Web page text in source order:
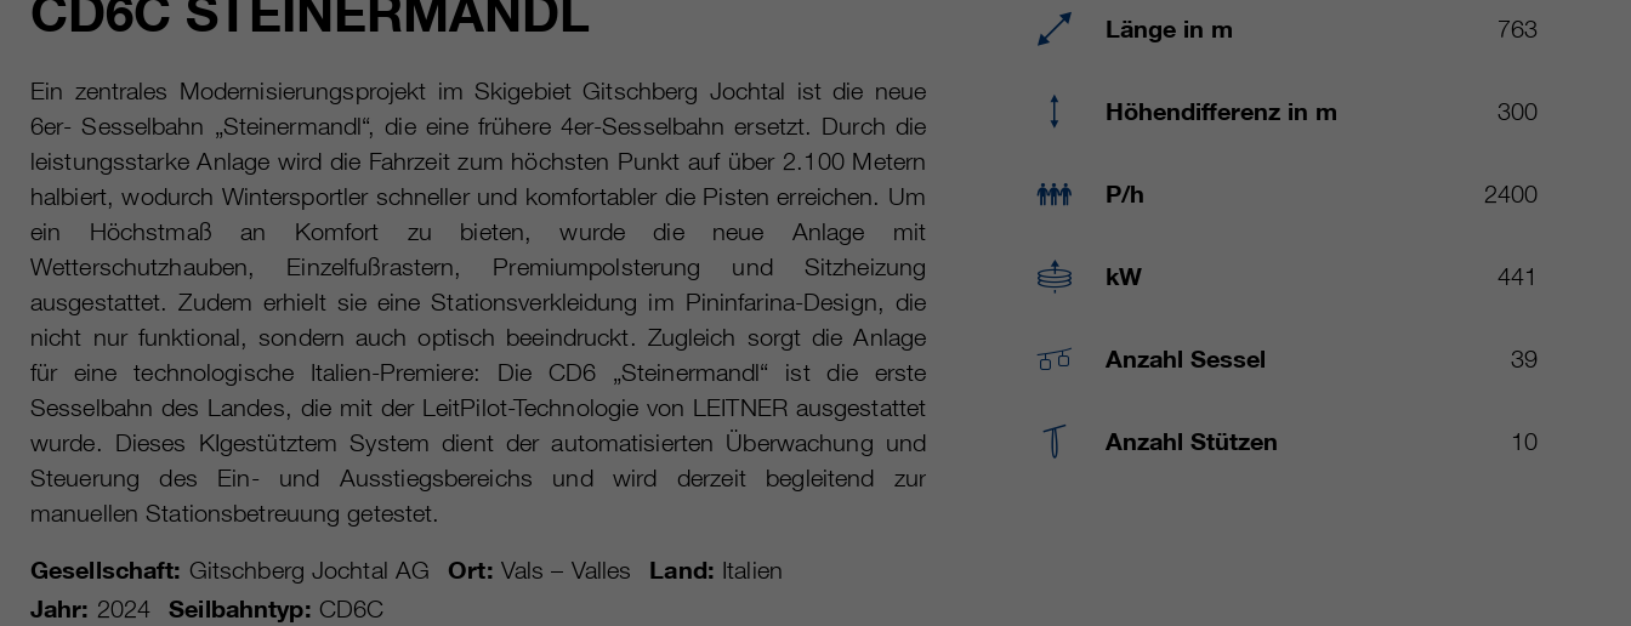
CD6C STEINERMANDL
Ein zentrales Modernisierungsprojekt im Skigebiet Gitschberg Jochtal ist die neue
6er- Sesselbahn „Steinermandl“, die eine frühere 4er-Sesselbahn ersetzt. Durch die
leistungsstarke Anlage wird die Fahrzeit zum höchsten Punkt auf über 2.100 Metern
halbiert, wodurch Wintersportler schneller und komfortabler die Pisten erreichen. Um
ein Höchstmaß an Komfort zu bieten, wurde die neue Anlage mit
Wetterschutzhauben, Einzelfußrastern, Premiumpolsterung und Sitzheizung
ausgestattet. Zudem erhielt sie eine Stationsverkleidung im Pininfarina-Design, die
nicht nur funktional, sondern auch optisch beeindruckt. Zugleich sorgt die Anlage
für eine technologische Italien-Premiere: Die CD6 „Steinermandl“ ist die erste
Sesselbahn des Landes, die mit der LeitPilot-Technologie von LEITNER ausgestattet
wurde. Dieses KIgestütztem System dient der automatisierten Überwachung und
Steuerung des Ein- und Ausstiegsbereichs und wird derzeit begleitend zur
manuellen Stationsbetreuung getestet.
Gesellschaft: Gitschberg Jochtal AG Ort: Vals – Valles Land: Italien
Jahr: 2024 Seilbahntyp: CD6C
Länge in m 763
Höhendifferenz in m 300
P/h 2400
kW 441
Anzahl Sessel 39
Anzahl Stützen 10
Name
Anbieter sgalinski Cookie Opt In
Laufzeit 30 Tage
Zweck
Speichert die vom Benutzer gewählten Cookie-
Mehrere - variieren zwischen 2 Jahren und 6
Zweck
Diese Cookies werden von Google Analytics
verwendet, um verschiedene Arten von
einschließlich persönlicher und nicht-
personenbezogener Informationen. Weitere
Informationen finden Sie in den
Datenschutzbestimmungen von Google
Analytics unter
https://policies.google.com/privacy.
Gesammelte nicht personenbezogene Daten
Nutzung der Website zu erstellen, die uns
helfen, unsere Websites / Apps zu verbessern.
Diese Informationen werden auch an unsere